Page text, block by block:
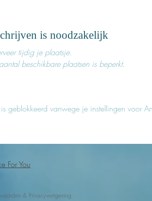
is noodzakelijk
tijdig je plaatsje.
beschikbare plaatsen is beperkt.
geblokkeerd vanwege je instellingen voor
For You
& Privacywetgeving